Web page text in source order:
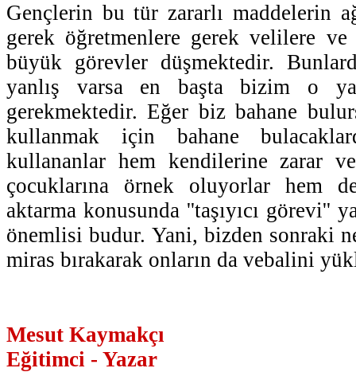
Gençlerin bu tür zararlı maddelerin
gerek öğretmenlere gerek velilere ve
büyük görevler düşmektedir.
yanlış varsa en başta bizim o
gerekmektedir. Eğer biz bahane
kullanmak için bahane
kullananlar hem kendilerine zarar
çocuklarına örnek oluyorlar hem
aktarma konusunda ''taşıyıcı görevi''
önemlisi budur. Yani, bizden sonraki
miras bırakarak onların da vebalini
Mesut Kaymakçı
Eğitimci - Yazar